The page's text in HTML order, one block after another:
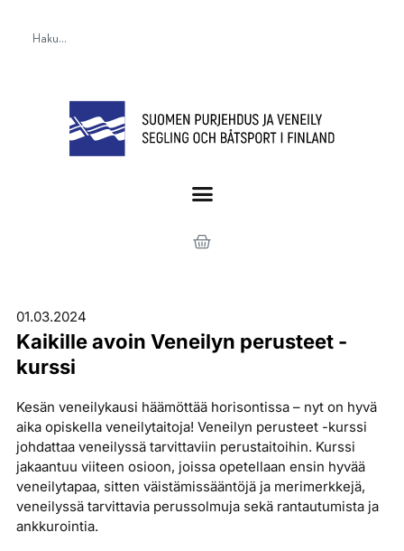
01.03.2024
Kaikille avoin Veneilyn perusteet -
kurssi
Kesän veneilykausi häämöttää horisontissa – nyt on hyvä
aika opiskella veneilytaitoja! Veneilyn perusteet -kurssi
johdattaa veneilyssä tarvittaviin perustaitoihin. Kurssi
jakaantuu viiteen osioon, joissa opetellaan ensin hyvää
veneilytapaa, sitten väistämissääntöjä ja merimerkkejä,
veneilyssä tarvittavia perussolmuja sekä rantautumista ja
ankkurointia.